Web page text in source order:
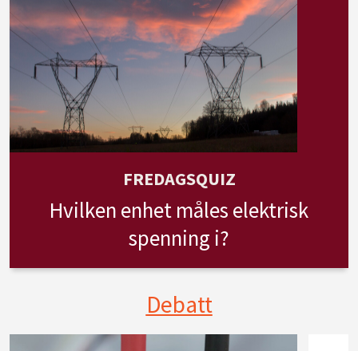
FREDAGSQUIZ
Hvilken enhet måles elektrisk
spenning i?
Debatt